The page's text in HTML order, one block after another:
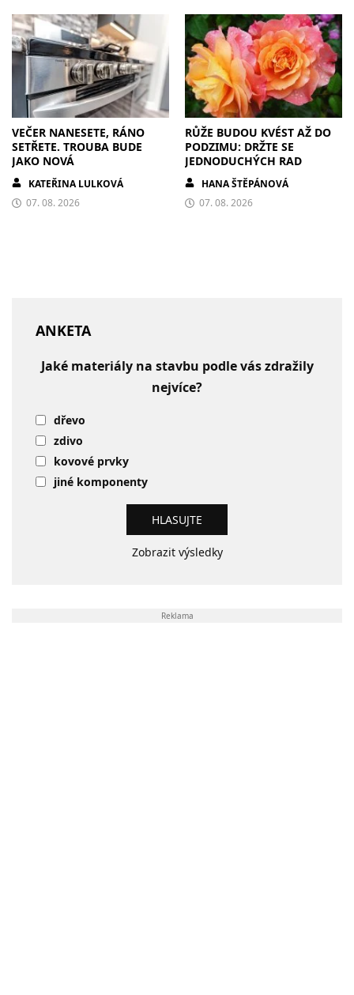
VEČER NANESETE, RÁNO
SETŘETE. TROUBA BUDE
JAKO NOVÁ
KATEŘINA LULKOVÁ
07. 08. 2026
RŮŽE BUDOU KVÉST AŽ DO
PODZIMU: DRŽTE SE
JEDNODUCHÝCH RAD
HANA ŠTĚPÁNOVÁ
07. 08. 2026
ANKETA
Jaké materiály na stavbu podle vás zdražily
nejvíce?
dřevo
zdivo
kovové prvky
jiné komponenty
Zobrazit výsledky
Reklama